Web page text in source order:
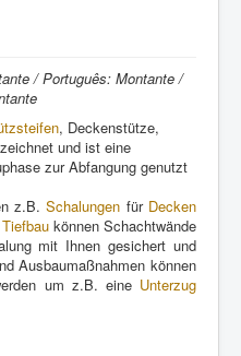
/ Português: Montante /
, Deckenstütze,
und ist eine
zur Abfangung genutzt
z.B.Schalungen für Decken
Tiefbaukönnen Schachtwände
mit Ihnen gesichert und
Ausbaumaßnahmen können
um z.B. eine Unterzug